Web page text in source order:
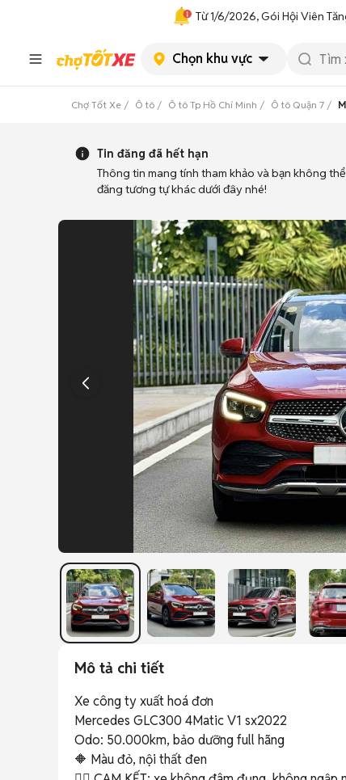
Từ 1/6/2026, Gói Hội Viên
Chọn khu vực
Chợ Tốt Xe Ô tô Ô tô Tp Hồ Chí Minh Ô tô Quận 7
Tin đăng đã hết hạn
Thông tin mang tính tham khảo và bạn không
đăng tương tự khác dưới đây nhé!
Mô tả chi tiết
Xe công ty xuất hoá đơn
Mercedes GLC300 4Matic V1 sx2022
Odo: 50.000km, bảo dưỡng full hãng
🔶 Màu đỏ, nội thất đen